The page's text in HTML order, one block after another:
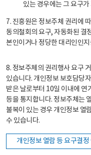
있는 경우에는 그 요구
7. 진흥원은 정보주체 권리에
동의철회의 요구, 자동화된 결
본인이거나 정당한 대리인인
8. 정보주체의 권리행사 요구
있습니다. 개인정보 보호담당
받은 날로부터 10일 이내에 연
등을 통지합니다. 정보주체는
불복이 있는 경우 개인정보 열
수 있습니다.
개인정보 열람 등 요구결정